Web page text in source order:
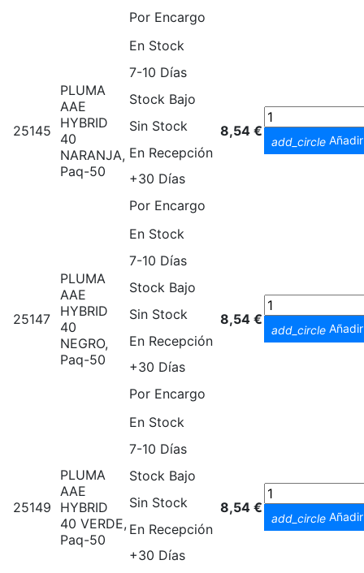
Por Encargo
25145
PLUMA
AAE
HYBRID
40
NARANJA,
Paq-50
En Stock
7-10 Días
Stock Bajo
Sin Stock
En Recepción
+30 Días
Por Encargo
8,54 €
add_circle
25147
PLUMA
AAE
HYBRID
40
NEGRO,
Paq-50
En Stock
7-10 Días
Stock Bajo
Sin Stock
En Recepción
+30 Días
Por Encargo
8,54 €
add_circle
25149
PLUMA
AAE
HYBRID
40 VERDE,
Paq-50
En Stock
7-10 Días
Stock Bajo
Sin Stock
En Recepción
+30 Días
8,54 €
add_circle